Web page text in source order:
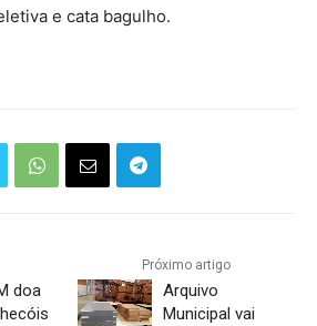
e cata bagulho.
doa
Próximo artigo
Arquivo
Municipal vai